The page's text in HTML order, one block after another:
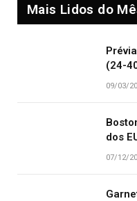
Mais Lidos do
(24-
09/03/
dos
07/12/